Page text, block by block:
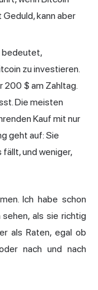
kann aber
bedeutet,
zu investieren.
200 $ am Zahltag.
Die meisten
Kauf mit nur
geht auf: Sie
und weniger,
Ich habe schon
als sie richtig
als Raten, egal ob
nach und nach